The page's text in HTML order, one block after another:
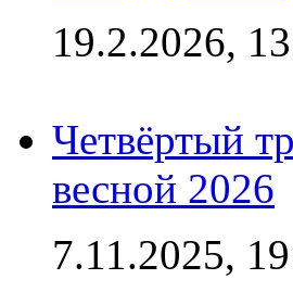
19.2.2026,
Четвёртый
весной 2026
7.11.2025,